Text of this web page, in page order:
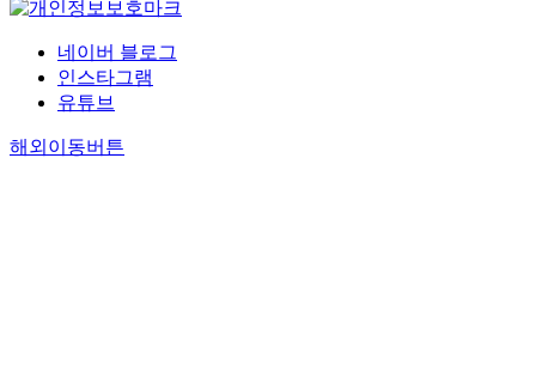
네이버 블로그
인스타그램
유튜브
해외이동버튼